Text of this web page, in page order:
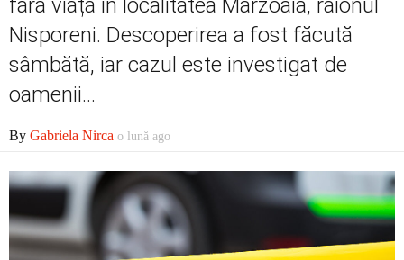
Externe
Economic
fără viață în localitatea Mârzoaia, raionul
Nisporeni. Descoperirea a fost făcută
sâmbătă, iar cazul este investigat de
oamenii...
By Gabriela Nirca o lună ago